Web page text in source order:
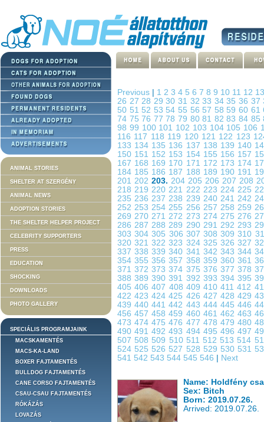
ANIMAL STORIES
SHELTER AT SZERGÉNY
ANIMAL NEWS
ADOPTION STORIES
THE SHELTER HELPER PROJECT
CELEBRITY SUPPORTERS
PRESS
EDUCATION
SHOCKING
DOWNLOADS
PHOTO GALLERY
SPECIÁLIS PROGRAMJAINK
MACSKAMENTÉS
MACS-KA-LAND
BOXER FAJTAMENTÉS
BULLDOG FAJTAMENTÉS
CANE CORSO FAJTAMENTÉS
CSAU-CSAU FAJTAMENTÉS
RÓKÁZÁS
LOVAZÁS
Previous 1 2 3 4 5 6 7 8 9 10 11 12
26 2728 293031 3233 343536 37
50 51 52 53 54 55 56 57 58 5960 61
74 7576 777879 8081 828384 85
98 99 100 101 102 103 104 105 106
116 117 118 119 120 121 122 123
133 134 135 136 137 138 139 140
150 151 152 153 154 155 156 157
167 168 169 170 171 172 173 174
184 185 186 187 188 189 190 191
201 202 203. 204 205 206 207 208
218219220221 222 223 224 225
235236237238 239 240 241 242
252253254255 256 257 258 259
269270271272 273 274 275 276
286287288289 290 291 292 293
303304305 306 307 308309310
320321322323 324 325 326 327
337338339340 341 342 343 344
354355356357 358 359 360 361
371372373374 375 376 377 378
388389390391 392 393 394 395
405406407 408 409 410411412
422423424425 426 427 428 429
439440441442 443 444 445 446
456457458459 460 461 462 463
473474475476 477 478 479 480
490491492493 494 495 496 497
507 508 509 510 511 512 513 514
524 525 526 527 528 529 530 531
541 542 543 544 545 546 Next
Name: Holdfény
Sex: Bitch
Born: 2019.07.26.
Arrived: 2019.07.26.